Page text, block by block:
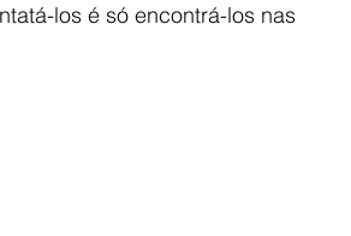
los é só encontrá-los nas